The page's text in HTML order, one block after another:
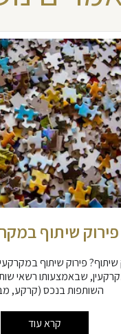
פירוק שיתוף
שיתוף? פירוק שיתוף
שבאמצעותו רשאי
השותפות בנכס (קרקע,
קרא עוד